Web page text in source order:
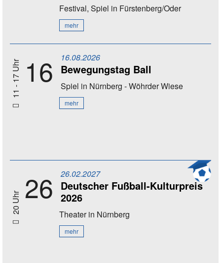
Festival, Spiel in Fürstenberg/Oder
mehr
11 - 17 Uhr 16 16.08.2026
Bewegungstag Ball
Spiel in Nürnberg - Wöhrder Wiese
mehr
20 Uhr 26 26.02.2027
Deutscher Fußball-Kulturpreis
2026
Theaterin Nürnberg
mehr